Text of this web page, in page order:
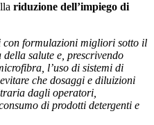
riduzione dell’impiego di
con formulazioni migliori sotto il
salute e, prescrivendo
l’uso di sistemi di
che dosaggi e diluizioni
dagli operatori,
di prodotti detergenti e